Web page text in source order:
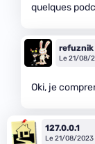
quelques
refuznik
Le 21/08/
Oki, je
127.0.0.1
Le 21/08/2023